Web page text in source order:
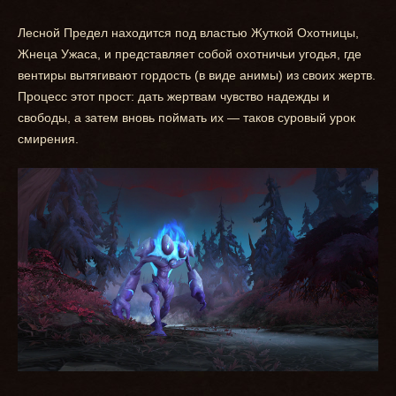
Лесной Предел находится под властью Жуткой Охотницы,
Жнеца Ужаса, и представляет собой охотничьи угодья, где
вентиры вытягивают гордость (в виде анимы) из своих жертв.
Процесс этот прост: дать жертвам чувство надежды и
свободы, а затем вновь поймать их — таков суровый урок
смирения.